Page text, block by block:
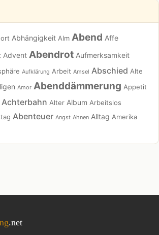
Abhängigkeit Alm Abend Affe
Advent Abendrot Aufmerksamkeit
Aufklärung Arbeit Amsel Abschied Alte
Amor Abenddämmerung Appetit
Achterbahn Alter Album Arbeitslos
Abenteuer Angst Ahnen Alltag Amerika
.net